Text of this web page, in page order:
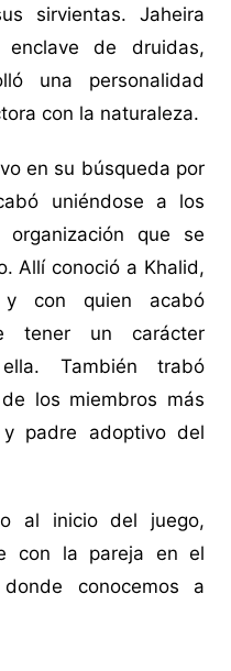
sirvientas. Jaheira
de druidas,
una personalidad
con la naturaleza.
en su búsqueda por
uniéndose a los
que se
Allí conoció a Khalid,
con quien acabó
tener un carácter
También trabó
los miembros más
padre adoptivo del
al inicio del juego,
con la pareja en el
conocemos a